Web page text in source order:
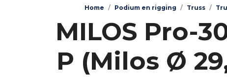
Home / Podium en rigging / Truss /
MILOS Pro-
P (Milos Ø